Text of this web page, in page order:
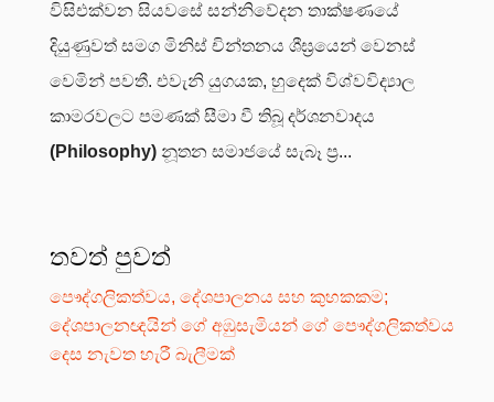
විසිඑක්වන සියවසේ සන්නිවේදන තාක්ෂණයේ
දියුණුවත් සමග මිනිස් චින්තනය ශීඝ්‍රයෙන් වෙනස්
වෙමින් පවතී. එවැනි යුගයක, හුදෙක් විශ්වවිද්‍යාල
කාමරවලට පමණක් සීමා වී තිබූ දර්ශනවාදය
(Philosophy) නූතන සමාජයේ සැබෑ ප්‍ර...
තවත් පුවත්
පෞද්ගලිකත්වය, දේශපාලනය සහ කුහකකම;
දේශපාලනඥයින් ගේ අඹුසැමියන් ගේ පෞද්ගලිකත්වය
දෙස නැවත හැරී බැලීමක්